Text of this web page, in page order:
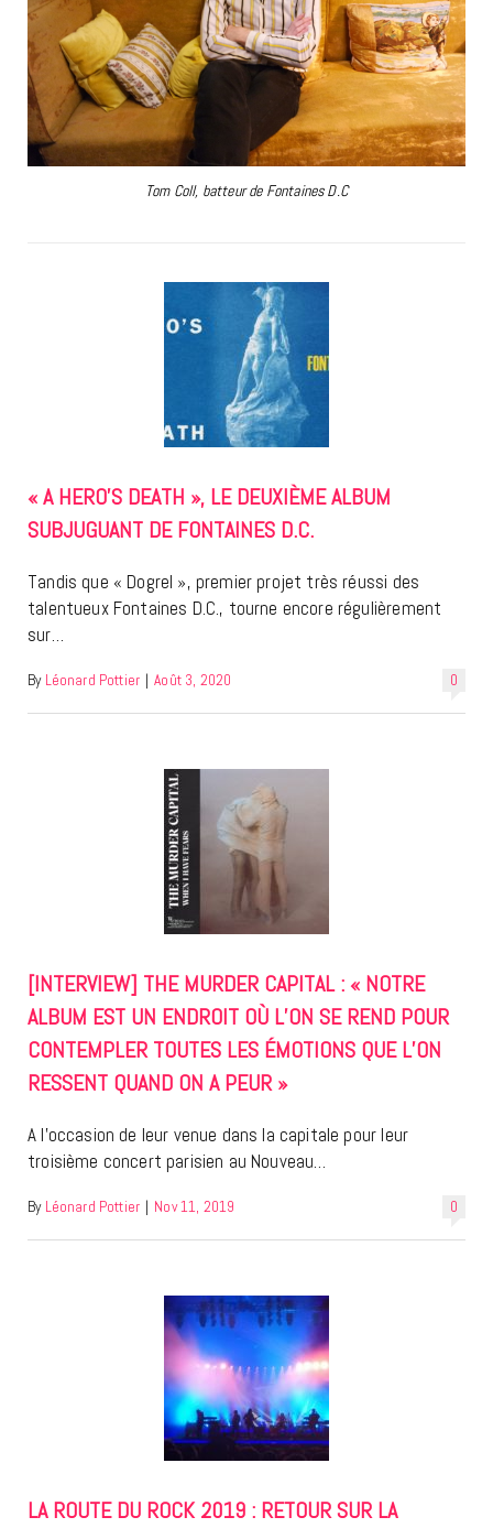
Tom Coll, batteur de Fontaines D.C
« A HERO’S DEATH », LE DEUXIÈME ALBUM
SUBJUGUANT DE FONTAINES D.C.
Tandis que « Dogrel », premier projet très réussi des
talentueux Fontaines D.C., tourne encore régulièrement
sur…
0
By Léonard Pottier | Août 3, 2020
[INTERVIEW] THE MURDER CAPITAL : « NOTRE
ALBUM EST UN ENDROIT OÙ L’ON SE REND POUR
CONTEMPLER TOUTES LES ÉMOTIONS QUE L’ON
RESSENT QUAND ON A PEUR »
A l’occasion de leur venue dans la capitale pour leur
troisième concert parisien au Nouveau…
0
By Léonard Pottier | Nov 11, 2019
LA ROUTE DU ROCK 2019 : RETOUR SUR LA